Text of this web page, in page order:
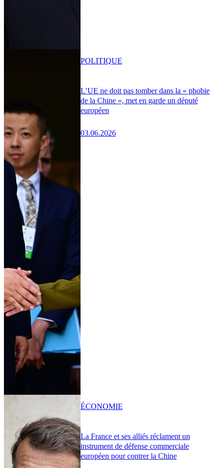
L’UE ne doit pas tomber dans la « phobie
de la Chine », met en garde un député
européen
03.06.2026
POLITIQUE
La France et ses alliés réclament un
instrument de défense commerciale
européen pour contrer la Chine
ÉCONOMIE